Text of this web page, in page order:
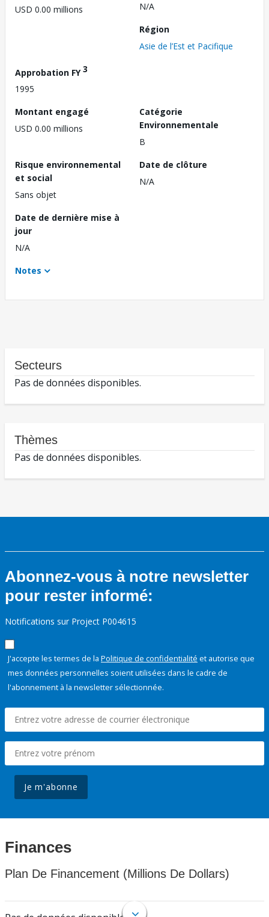
USD 0.00 millions
N/A
Région
Asie de l’Est et Pacifique
Approbation FY3
1995
Montant engagé
USD 0.00 millions
Catégorie
Environnementale
B
Risque environnemental
et social
Sans objet
Date de clôture
N/A
Date de dernière mise à
jour
N/A
Notes
Secteurs
Pas de données disponibles.
Thèmes
Pas de données disponibles.
Abonnez-vous à notre newsletter
pour rester informé:
Notifications sur Project P004615
J'accepte les termes de la Politique de confidentialité et autorise que
mes données personnelles soient utilisées dans le cadre de
l'abonnement à la newsletter sélectionnée.
Je m'abonne
Finances
Plan De Financement (Millions De Dollars)